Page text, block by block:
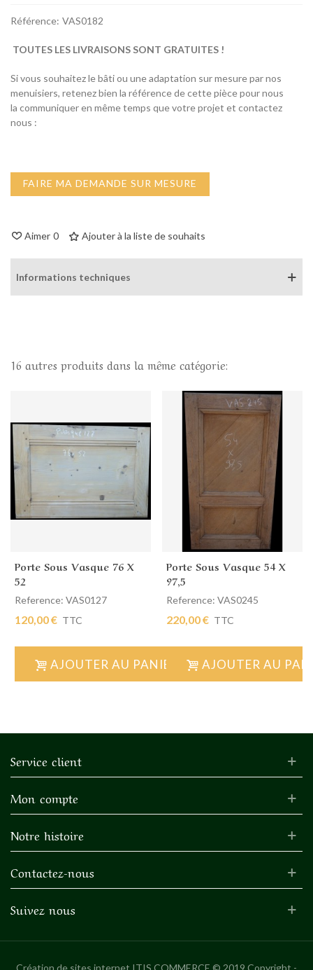
Référence: VAS0182
TOUTES LES LIVRAISONS SONT GRATUITES !
Si vous souhaitez le bâti ou une adaptation sur mesure par nos
menuisiers, retenez bien la référence de cette pièce pour nous
la communiquer en même temps que votre projet et contactez
nous :
FAIRE MA DEMANDE SUR MESURE
Aimer 0 Ajouter à la liste de souhaits
Informations techniques
16 autres produits dans la même catégorie:
Porte Sous Vasque 76 X
52
Reference: VAS0127
120,00 € TTC
AJOUTER AU PANIER
Porte Sous Vasque 54 X
97,5
Reference: VAS0245
220,00 € TTC
AJOUTER AU
Service client
Mon compte
Notre histoire
Contactez-nous
Suivez nous
Création de sites internet ITIS COMMERCE © 2019 Copyright -